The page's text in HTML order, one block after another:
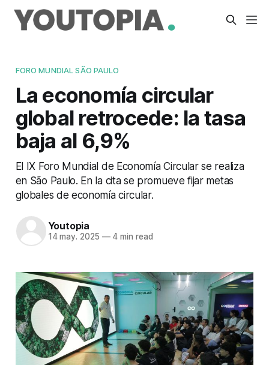
FORO MUNDIAL SÃO PAULO
La economía circular
global retrocede: la tasa
baja al 6,9%
El IX Foro Mundial de Economía Circular se realiza
en São Paulo. En la cita se promueve fijar metas
globales de economía circular.
Youtopia
14 may. 2025 —4 min read